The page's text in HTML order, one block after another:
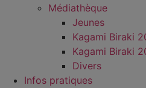
Médiathèque
Jeunes
Kagami Biraki
Kagami Biraki
Divers
Infos pratiques